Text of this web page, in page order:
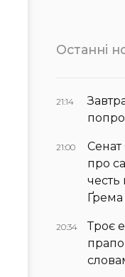
Останні
21:14
21:00
про
честь
Ґрема
20:34
Троє